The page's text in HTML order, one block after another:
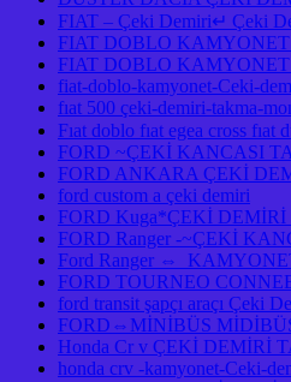
FIAT – Çeki Demiri↵ Çeki
FIAT DOBLO KAMYONET
FIAT DOBLO KAMYONET
fiat-doblo-kamyonet-Ceki-
fıat 500 çeki-demiri-takma-
Fıat doblo fıat egea cross
FORD ~ÇEKİ KANCASI
FORD ANKARA ÇEKİ
ford custom a çeki demiri
FORD Kuga*ÇEKİ
FORD Ranger -~ÇEKİ
Ford Ranger ⇔
FORD TOURNEO
ford transit şapçı araçı Çeki
FORD⇔MİNİBÜS
Honda Cr v ÇEKİ DEMİRİ
honda crv -kamyonet-Ceki-